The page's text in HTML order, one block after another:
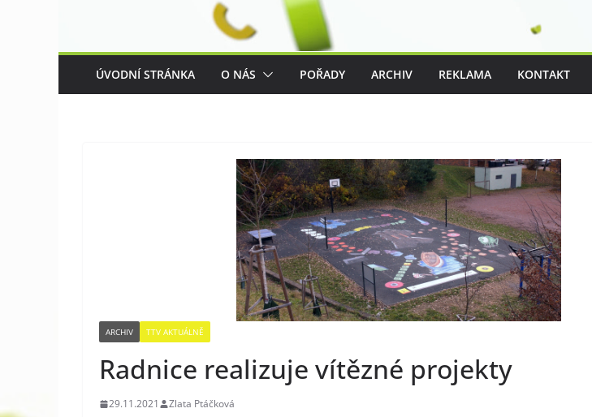
ÚVODNÍ STRÁNKA O NÁS POŘADY ARCHIV REKLAMA KONTAKT
ARCHIV TTV AKTUÁLNĚ
Radnice realizuje vítězné projekty
29.11.2021 Zlata Ptáčková